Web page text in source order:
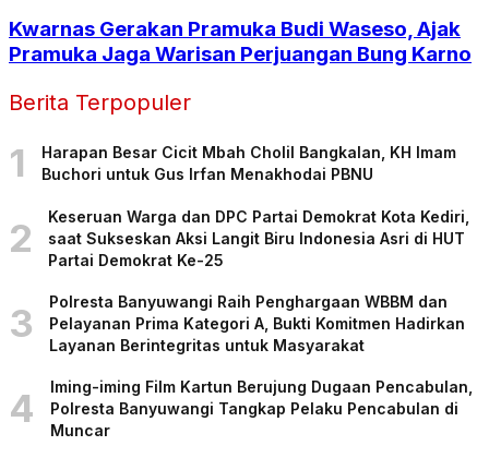
Kwarnas Gerakan Pramuka Budi Waseso, Ajak
Pramuka Jaga Warisan Perjuangan Bung Karno
Berita Terpopuler
1
Harapan Besar Cicit Mbah Cholil Bangkalan, KH Imam
Buchori untuk Gus Irfan Menakhodai PBNU
2
Keseruan Warga dan DPC Partai Demokrat Kota Kediri,
saat Sukseskan Aksi Langit Biru Indonesia Asri di HUT
Partai Demokrat Ke-25
3
Polresta Banyuwangi Raih Penghargaan WBBM dan
Pelayanan Prima Kategori A, Bukti Komitmen Hadirkan
Layanan Berintegritas untuk Masyarakat
4
Iming-iming Film Kartun Berujung Dugaan Pencabulan,
Polresta Banyuwangi Tangkap Pelaku Pencabulan di
Muncar